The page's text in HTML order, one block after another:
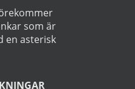
som är
en asterisk